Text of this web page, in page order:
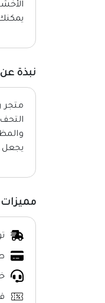
نبذة
متجر
يجعل